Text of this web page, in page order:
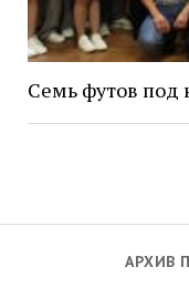
АРХИВ
Семь футов под